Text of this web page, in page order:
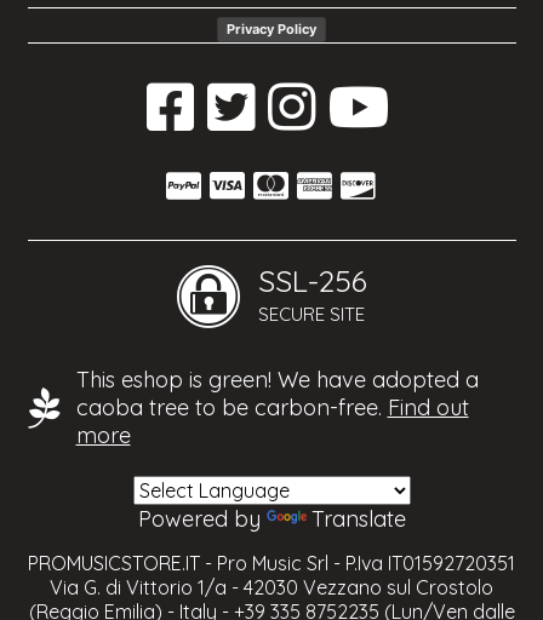
Privacy Policy
SSL-256
SECURE SITE
This eshop is green! We have adopted a
caoba tree to be carbon-free. Find out
more
Powered by Translate
PROMUSICSTORE.IT - Pro Music Srl - P.Iva IT01592720351
Via G. di Vittorio 1/a - 42030 Vezzano sul Crostolo
(Reggio Emilia) - Italy - +39 335 8752235 (Lun/Ven dalle